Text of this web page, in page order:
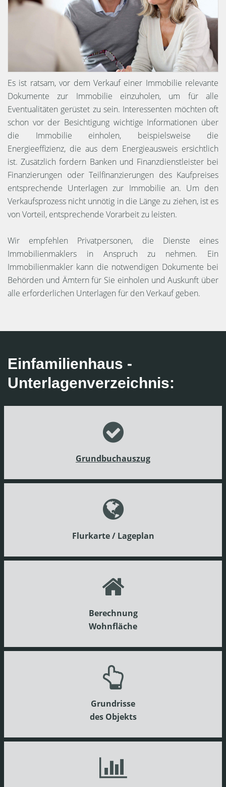
Es ist ratsam, vor dem Verkauf einer Immobilie relevante
Dokumente zur Immobilie einzuholen, um für alle
Eventualitäten gerüstet zu sein. Interessenten möchten oft
schon vor der Besichtigung wichtige Informationen über
die Immobilie einholen, beispielsweise die
Energieeffizienz, die aus dem Energieausweis ersichtlich
ist. Zusätzlich fordern Banken und Finanzdienstleister bei
Finanzierungen oder Teilfinanzierungen des Kaufpreises
entsprechende Unterlagen zur Immobilie an. Um den
Verkaufsprozess nicht unnötig in die Länge zu ziehen, ist es
von Vorteil, entsprechende Vorarbeit zu leisten.
Wir empfehlen Privatpersonen, die Dienste eines
Immobilienmaklers in Anspruch zu nehmen. Ein
Immobilienmakler kann die notwendigen Dokumente bei
Behörden und Ämtern für Sie einholen und Auskunft über
alle erforderlichen Unterlagen für den Verkauf geben.
Einfamilienhaus -
Unterlagenverzeichnis:
Grundbuchauszug
Flurkarte / Lageplan
Berechnung
Wohnfläche
Grundrisse
des Objekts